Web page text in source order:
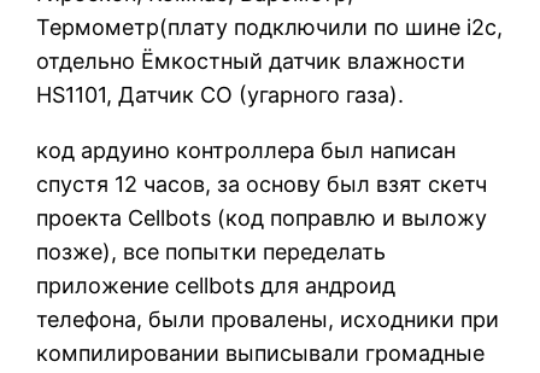
Термометр(плату подключили по шине i2c,
отдельно Ёмкостный датчик влажности
HS1101, Датчик CO (угарного газа).
код ардуино контроллера был написан
спустя 12 часов, за основу был взят скетч
проекта Cellbots (код поправлю и выложу
позже), все попытки переделать
приложение cellbots для андроид
телефона, были провалены, исходники при
компилировании выписывали громадные